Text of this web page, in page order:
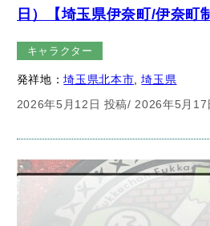
日）【埼玉県伊奈町/伊奈町
キャラクター
発祥地：埼玉県北本市 , 埼玉県
2026年5月12日 投稿/ 2026年5月17